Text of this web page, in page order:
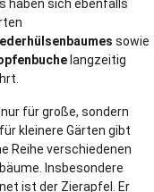
haben sich ebenfalls
sowie
langzeitig
für große, sondern
kleinere Gärten gibt
Reihe verschiedenen
Insbesondere
ist der Zierapfel. Er